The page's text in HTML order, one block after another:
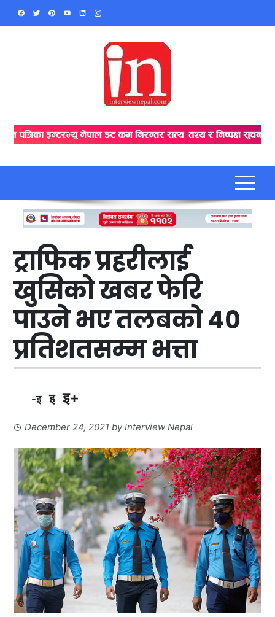
Skip
ट्राफिक प्रहरीलाई
खुसिको खबर फेरि
पाउने भए तलबको ४०
प्रतिशतसम्म भत्ता
-इ इ इ+
December 24, 2021 byInterview Nepal